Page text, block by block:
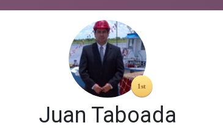
Juan Taboada